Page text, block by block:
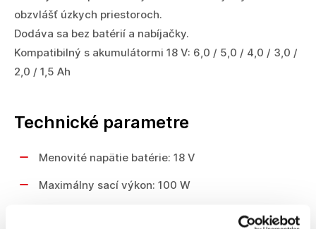
obzvlášť úzkych priestoroch.
Dodáva sa bez batérií a nabíjačky.
Kompatibilný s akumulátormi 18 V: 6,0 / 5,0 / 4,0 / 3,0 /
2,0 / 1,5 Ah
Technické parametre
Menovité napätie batérie: 18 V
Maximálny sací výkon: 100 W